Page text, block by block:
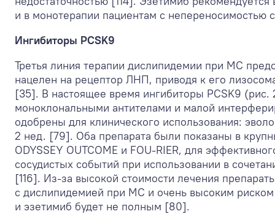
и в монотерапии пациентам с непереносимостью
Ингибиторы PCSK9
Третья линия терапии дислипидемии при МС
нацелен на рецептор ЛНП, приводя к его
[35]. В настоящее время ингибиторы PCSK9
моноклональными антителами и малой
одобрены для клинического использования:
2 нед. [79]. Оба препарата были показаны в
ODYSSEY OUTCOME и FOU-RIER, для
сосудистых событий при использовании в
[116]. Из-за высокой стоимости лечения
с дислипидемией при МС и очень высоким риском
и эзетимиб будет не полным [80].